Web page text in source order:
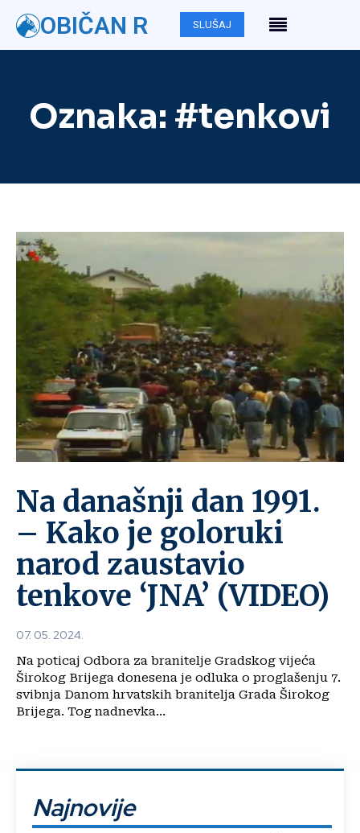
OBIČAN R SLUŠAJ
Oznaka: #tenkovi
Na današnji dan 1991.
– Kako je goloruki
narod zaustavio
tenkove ‘JNA’ (VIDEO)
07. 05. 2024.
Na poticaj Odbora za branitelje Gradskog vijeća
Širokog Brijega donesena je odluka o proglašenju 7.
svibnja Danom hrvatskih branitelja Grada Širokog
Brijega. Tog nadnevka...
Najnovije